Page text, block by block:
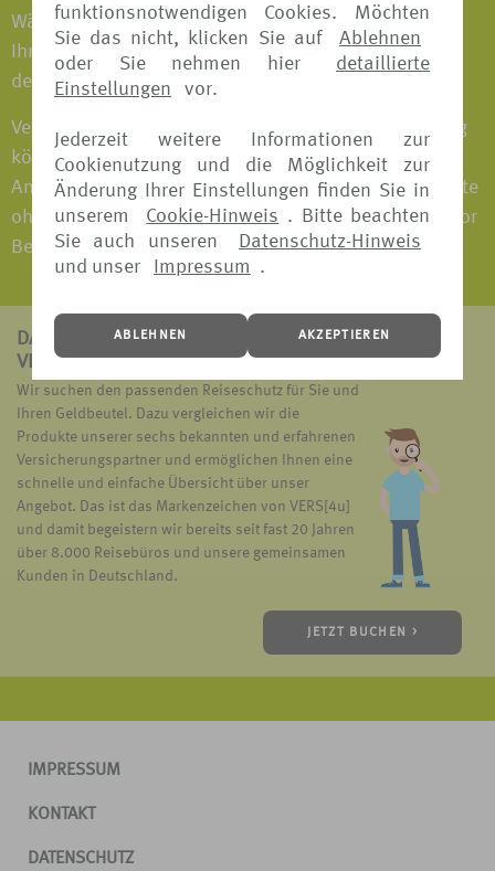
funktionsnotwendigen Cookies. Möchten
Sie das nicht, klicken Sie auf
Ablehnen
oder Sie nehmen hier
detaillierte
Einstellungen
vor.
Jederzeit weitere Informationen zur
Cookienutzung und die Möglichkeit zur
Änderung Ihrer Einstellungen finden Sie in
unserem
Cookie-Hinweis . Bitte beachten
Sie auch unseren
Datenschutz-Hinweis
und unser
Impressum .
ABLEHNEN AKZEPTIEREN
Wählen Sie das Versicherungspaket individuell nach
Ihren Bedürfnissen aus und fahren Sie entspannt in
den Urlaub.
Versicherungspakete mit Reiserücktritts-Versicherung
können bei fast allen Versicherern bis 30 Tage vor
Antritt der Reise gebucht werden. Versicherungspakete
ohne Reiserücktritts-Versicherung können jederzeit vor
Beginn der Reise gebucht werden.
DAS ZEICHNET
VERS[4U] AUS:
Wir suchen den passenden Reiseschutz für Sie und
Ihren Geldbeutel. Dazu vergleichen wir die
Produkte unserer sechs bekannten und erfahrenen
Versicherungspartner und ermöglichen Ihnen eine
schnelle und einfache Übersicht über unser
Angebot. Das ist das Markenzeichen von VERS[4u]
und damit begeistern wir bereits seit fast 20 Jahren
über 8.000 Reisebüros und unsere gemeinsamen
Kunden in Deutschland.
JETZT BUCHEN >
IMPRESSUM
KONTAKT
DATENSCHUTZ